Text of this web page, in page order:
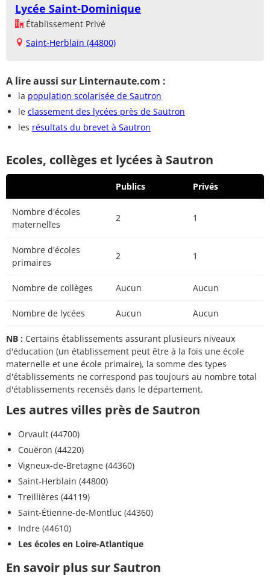
Lycée Saint-Dominique
Établissement Privé
Saint-Herblain (44800)
A lire aussi sur Linternaute.com :
la population scolarisée de Sautron
le classement des lycées près de Sautron
les résultats du brevet à Sautron
Ecoles, collèges et lycées à Sautron
Publics Privés
Nombre d'écoles
maternelles
2 1
Nombre d'écoles
primaires
2 1
Nombre de collèges Aucun Aucun
Nombre de lycées Aucun Aucun
NB : Certains établissements assurant plusieurs niveaux
d'éducation (un établissement peut être à la fois une école
maternelle et une école primaire), la somme des types
d'établissements ne correspond pas toujours au nombre total
d'établissements recensés dans le département.
Les autres villes près de Sautron
Orvault (44700)
Couëron (44220)
Vigneux-de-Bretagne (44360)
Saint-Herblain (44800)
Treillières (44119)
Saint-Étienne-de-Montluc (44360)
Indre (44610)
Les écoles en Loire-Atlantique
En savoir plus sur Sautron